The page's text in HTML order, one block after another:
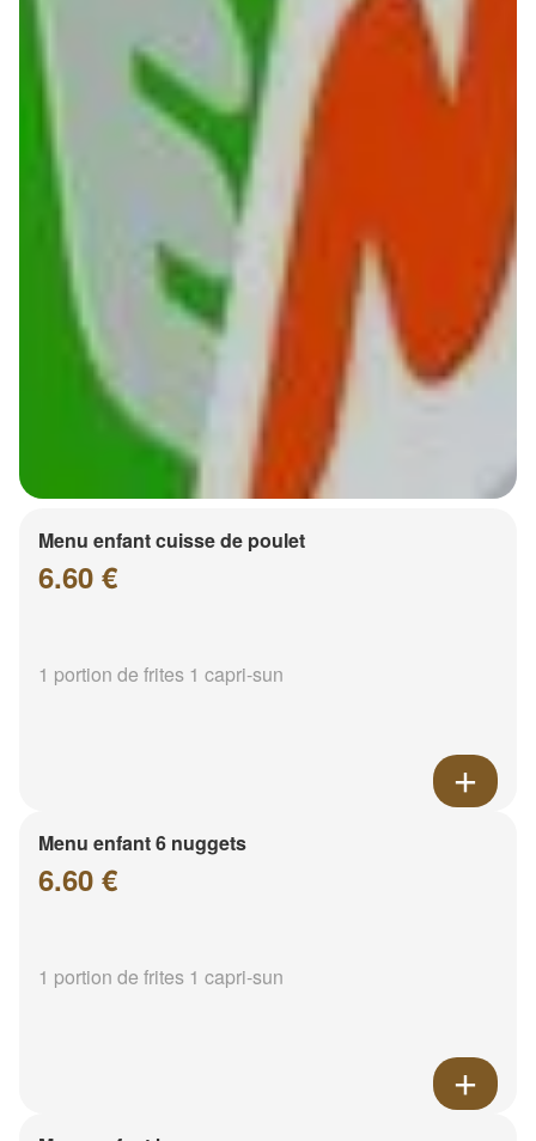
Menu enfant cuisse de poulet
6.60 €
1 portion de frites 1 capri-sun
Menu enfant 6 nuggets
6.60 €
1 portion de frites 1 capri-sun